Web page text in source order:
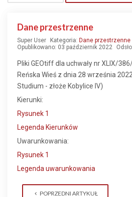
Dane przestrzenne
Super User Kategoria: Dane przestrzenne
Opublikowano: 03 październik 2022
Pliki GEOtiff dla uchwały nr XLIX/
Reńska Wieś z dnia 28 września
Studium - złoże Kobylice IV)
Kierunki:
Rysunek 1
Legenda Kierunków
Uwarunkowania:
Rysunek 1
Legenda uwarunkowania
POPRZEDNI ARTYKUŁ